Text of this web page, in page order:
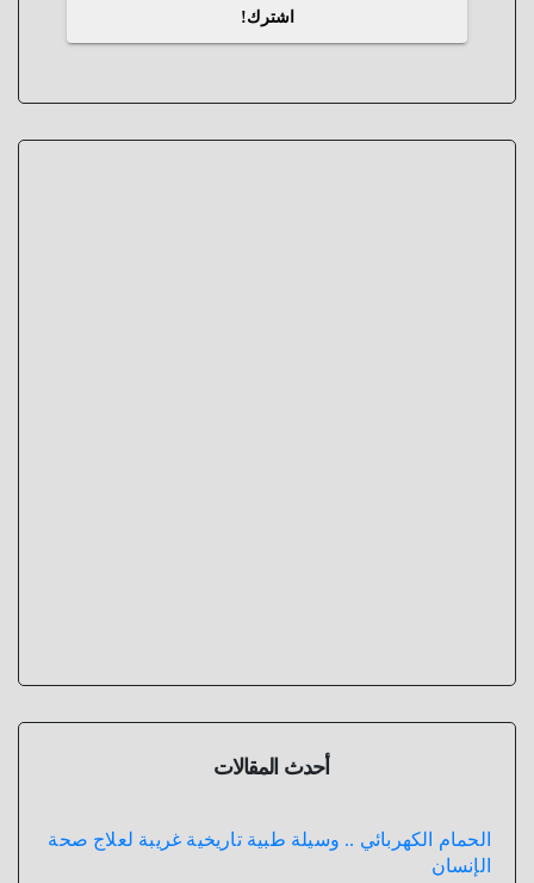
أحدث المقالات
الحمام الكهربائي .. وسيلة طبية تاريخية غريبة لعلاج صحة
الإنسان